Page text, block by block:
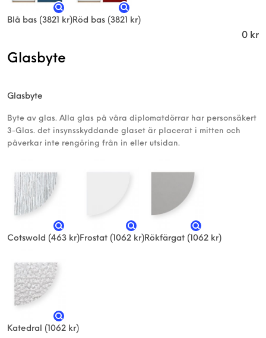
Blå bas (3821 kr)Röd bas (3821 kr)
0 kr
Glasbyte
Glasbyte
Byte av glas. Alla glas på våra diplomatdörrar har personsäkert
3-Glas. det insynsskyddande glaset är placerat i mitten och
påverkar inte rengöring från in eller utsidan.
Cotswold (463 kr)Frostat (1062 kr)Rökfärgat (1062 kr)
Katedral (1062 kr)